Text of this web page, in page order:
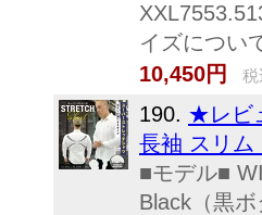
イズについ
10,450円
税
190. ★レビ
長袖 スリム
■モデル■
Black（黒